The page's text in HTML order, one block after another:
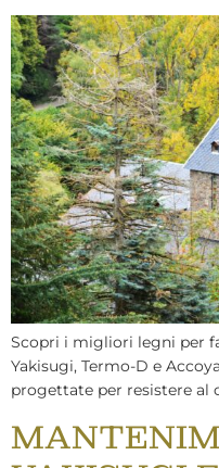
Scopri i migliori legni per
Yakisugi, Termo-D e
progettate per resistere al